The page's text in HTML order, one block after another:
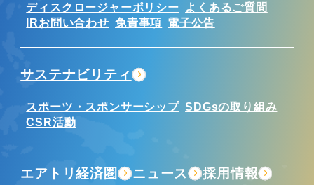
ディスクロージャーポリシー
よくあるご質問
IRお問い合わせ 免責事項 電子公告
サステナビリティ
スポーツ・スポンサーシップ SDGsの取り組み
CSR活動
エアトリ経済圏 ニュース
採用情報